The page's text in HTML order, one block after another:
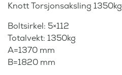
Knott Torsjonsaksling 1350kg
Boltsirkel: 5×112
Totalvekt: 1350kg
A=1370 mm
B=1820 mm